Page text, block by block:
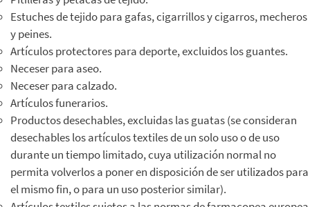
Estuches de tejido para gafas, cigarrillos y cigarros, mecheros
y peines.
Artículos protectores para deporte, excluidos los guantes.
Neceser para aseo.
Neceser para calzado.
Artículos funerarios.
Productos desechables, excluidas las guatas (se consideran
desechables los artículos textiles de un solo uso o de uso
durante un tiempo limitado, cuya utilización normal no
permita volverlos a poner en disposición de ser utilizados para
el mismo fin, o para un uso posterior similar).